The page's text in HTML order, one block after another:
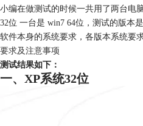
小编在做测试的时候一共用了两台电
32位 一台是 win7 64位，测试的版本
软件本身的系统要求，各版本系统要
要求及注意事项
测试结果如下：
一、XP系统32位